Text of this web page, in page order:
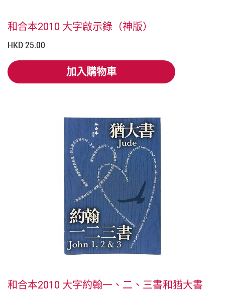
和合本2010 大字啟示錄（神版）
HKD 25.00
加入購物車
加入購物車
和合本2010 大字約翰一、二、三書和猶大書